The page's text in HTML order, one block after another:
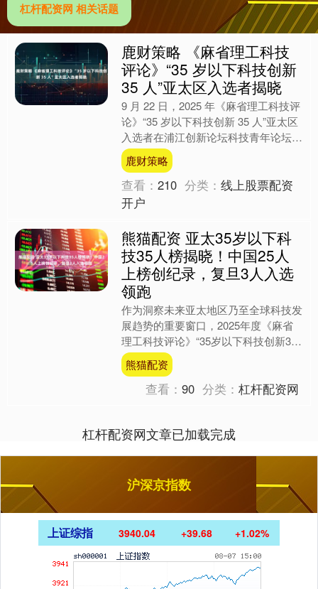
杠杆配资网 相关话题
鹿财策略 《麻省理工科技
评论》“35 岁以下科技创新
35 人”亚太区入选者揭晓
9 月 22 日，2025 年《麻省理工科技评
论》“35 岁以下科技创新 35 人”亚太区
入选者在浦江创新论坛科技青年论坛揭
晓。其中25人来自中国，5人来自上
海....
鹿财策略
查看：210 分类：线上股票配资
开户
熊猫配资 亚太35岁以下科
技35人榜揭晓！中国25人
上榜创纪录，复旦3人入选
领跑
作为洞察未来亚太地区乃至全球科技发
展趋势的重要窗口，2025年度《麻省
理工科技评论》“35岁以下科技创新35
人”（MIT Technology Review I....
熊猫配资
查看：90 分类：杠杆配资网
杠杆配资网文章已加载完成
沪深京指数
上证综指 3940.04 +39.68 +1.02%